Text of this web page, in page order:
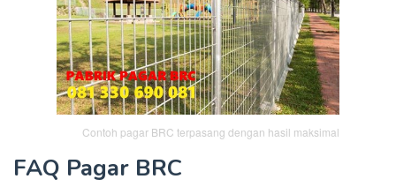
Contoh pagar BRC terpasang dengan hasil maksimal
FAQ Pagar BRC